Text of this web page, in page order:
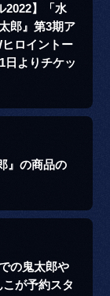
2022】「水
郎』第3期ア
ロイントー
日よりチケッ
』の商品の
の鬼太郎や
が予約スタ